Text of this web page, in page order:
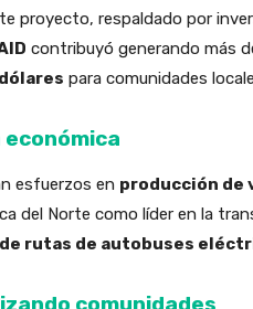
proyecto, respaldado por
contribuyó generando más
para comunidades
esfuerzos en producción de
del Norte como líder en la
rutas de autobuses
comunidades